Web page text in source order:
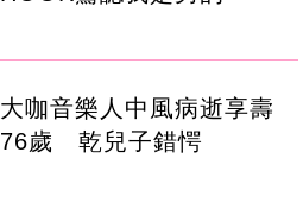
大咖音樂人中風病逝享壽
76歲 乾兒子錯愕